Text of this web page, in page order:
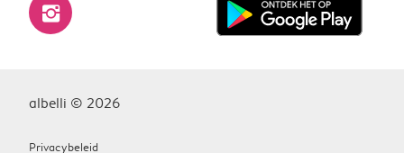
instagram
albelli © 2026
Privacybeleid